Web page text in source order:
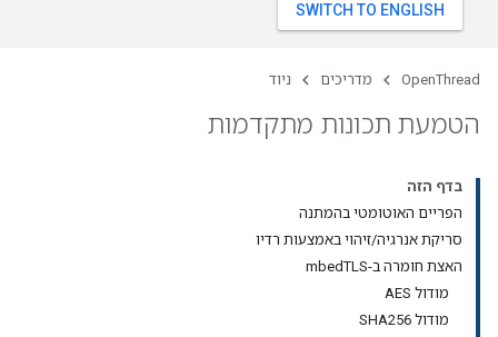
OpenThread מדריכים ניוד
הטמעת תכונות מתקדמות
בדף הזה
הפריים האוטומטי בהמתנה
סריקת אנרגיה/זיהוי באמצעות רדיו
האצת חומרה ב-mbedTLS
מודול AES
מודול SHA256